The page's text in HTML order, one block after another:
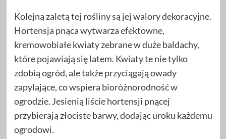
Kolejną zaletą tej rośliny są jej walory dekoracyjne.
Hortensja pnąca wytwarza efektowne,
kremowobiałe kwiaty zebrane w duże baldachy,
które pojawiają się latem. Kwiaty te nie tylko
zdobią ogród, ale także przyciągają owady
zapylające, co wspiera bioróżnorodność w
ogrodzie. Jesienią liście hortensji pnącej
przybierają złociste barwy, dodając uroku każdemu
ogrodowi.